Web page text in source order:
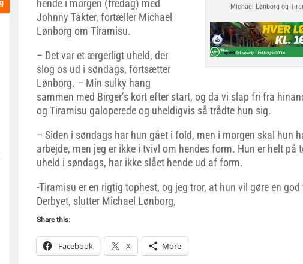
Michael Lønborg og
hende i morgen (fredag) med
Johnny Takter, fortæller Michael
Lønborg om Tiramisu.
– Det var et ærgerligt uheld, der
slog os ud i søndags, fortsætter
Lønborg. – Min sulky hang
sammen med Birger’s kort efter start, og da vi slap fri fra
og Tiramisu galoperede og uheldigvis så trådte hun sig.
– Siden i søndags har hun gået i fold, men i morgen skal hun
arbejde, men jeg er ikke i tvivl om hendes form. Hun er helt på
uheld i søndags, har ikke slået hende ud af form.
-Tiramisu er en rigtig tophest, og jeg tror, at hun vil gøre en
Derbyet, slutter Michael Lønborg,
Share this:
Facebook X More